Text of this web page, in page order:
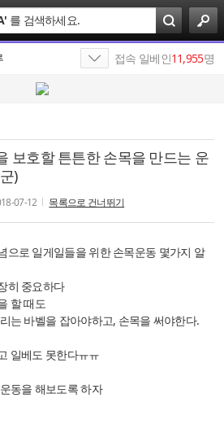
' 를 검색하세요.
접속 일베인11,955명
보호할 튼튼한 손목을 만드는 운
)
07-12 목록으로 건너뛰기
으로 일게일들을 위한 손목운동 몇가지 알
히 중요하다
할 때도
는 바벨을 잡아야하고, 손목을 써야한다.
일베도 못한다ㅠㅠ
동을 해보도록 하자